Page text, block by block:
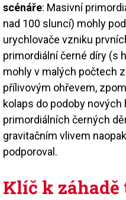
scénáře: Masivní
nad 100 sluncí) mohly
urychlovače vzniku
primordiální černé díry (s
mohly v malých počtech
přílivovým ohřevem,
kolaps do podoby
primordiálních černých
gravitačním vlivem
podporoval.
Klíč k